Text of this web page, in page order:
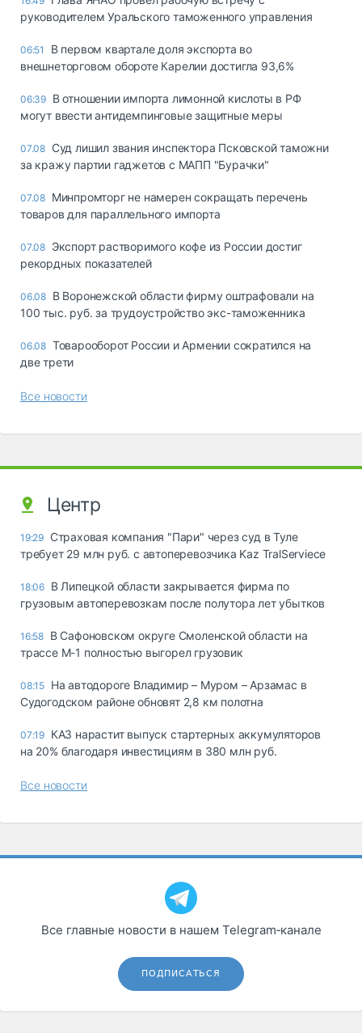
руководителем Уральского таможенного управления
06:51
В первом квартале доля экспорта во
внешнеторговом обороте Карелии достигла 93,6%
06:39 В отношении импорта лимонной кислоты в РФ
могут ввести антидемпинговые защитные меры
07.08 Суд лишил звания инспектора Псковской таможни
за кражу партии гаджетов с МАПП "Бурачки"
07.08 Минпромторг не намерен сокращать перечень
товаров для параллельного импорта
07.08 Экспорт растворимого кофе из России достиг
рекордных показателей
06.08 В Воронежской области фирму оштрафовали на
100 тыс. руб. за трудоустройство экс-таможенника
06.08 Товарооборот России и Армении сократился на
две трети
Все новости
Центр
19:29 Страховая компания "Пари" через суд в Туле
требует 29 млн руб. с автоперевозчика Kaz TralServiece
18:06 В Липецкой области закрывается фирма по
грузовым автоперевозкам после полутора лет убытков
16:58 В Сафоновском округе Смоленской области на
трассе М-1 полностью выгорел грузовик
08:15 На автодороге Владимир – Муром – Арзамас в
Судогодском районе обновят 2,8 км полотна
07:19 КАЗ нарастит выпуск стартерных аккумуляторов
на 20% благодаря инвестициям в 380 млн руб.
Все новости
Все главные новости в нашем Telegram‑канале
ПОДПИСАТЬСЯ